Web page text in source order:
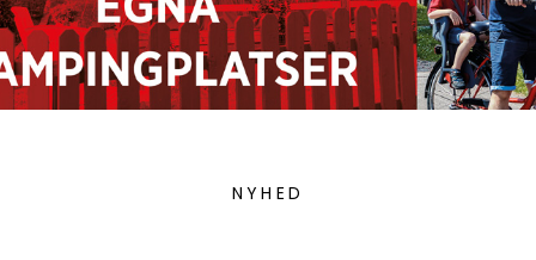
NYHED